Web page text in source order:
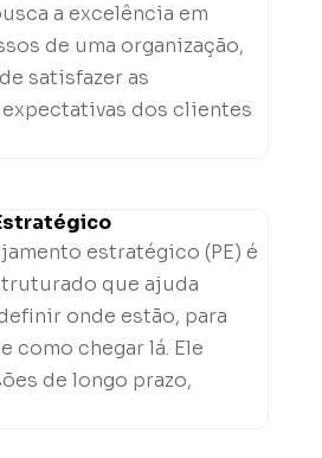
a excelência em
de uma organização,
satisfazer as
dos clientes
estratégico (PE) é
que ajuda
onde estão, para
como chegar lá. Ele
de longo prazo,